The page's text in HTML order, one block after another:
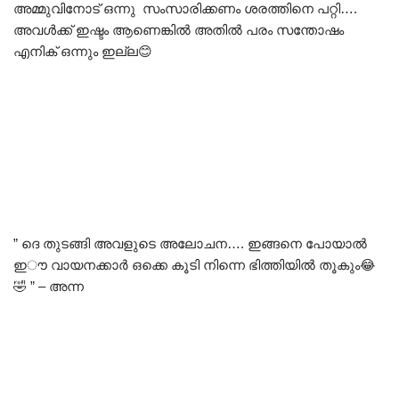
അമ്മുവിനോട് ഒന്നു സംസാരിക്കണം ശരത്തിനെ പറ്റി….
അവൾക്ക് ഇഷ്ടം ആണെങ്കിൽ അതിൽ പരം സന്തോഷം
എനിക് ഒന്നും ഇല്ല😊
” ദെ തുടങ്ങി അവളുടെ അലോചന…. ഇങ്ങനെ പോയാൽ
ഇൗ വായനക്കാർ ഒക്കെ കൂടി നിന്നെ ഭിത്തിയിൽ തൂകും😂
🤣 ” – അന്ന